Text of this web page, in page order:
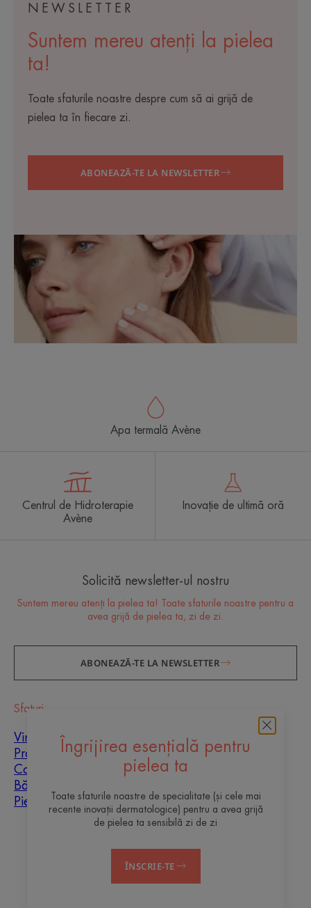
NEWSLETTER
Suntem mereu atenți la pielea
ta!
Toate sfaturile noastre despre cum să ai grijă de
pielea ta în fiecare zi.
ABONEAZĂ-TE LA NEWSLETTER
Îngrijirea esențială pentru
pielea ta
Toate sfaturile noastre de specialitate (și cele mai
recente inovații dermatologice) pentru a avea grijă
de pielea ta sensibilă zi de zi
ÎNSCRIE-TE
Apa termală Avène
Centrul de Hidroterapie
Avène
Inovație de ultimă oră
Solicită newsletter-ul nostru
Suntem mereu atenți la pielea ta! Toate sfaturile noastre pentru a
avea grijă de pielea ta, zi de zi.
ABONEAZĂ-TE LA NEWSLETTER
Sfaturi
Vindecarea cicatricilor
Protecție solară
Copii
Bărbați
Piele mixtă
ContactÎntrebări frecvente